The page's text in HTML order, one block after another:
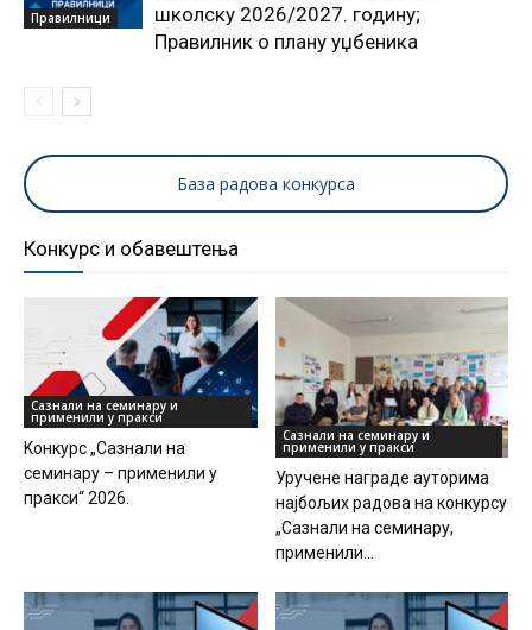
Правилници
школску 2026/2027. годину;
Правилник о плану уџбеника
База радова конкурса
Конкурс и обавештења
Сазнали на семинару и
применили у пракси
Kонкурс „Сазнали на
семинару – применили у
пракси“ 2026.
Сазнали на семинару и
применили у пракси
Уручeне награде ауторима
најбољих радова на конкурсу
„Сазнали на семинару,
применили...